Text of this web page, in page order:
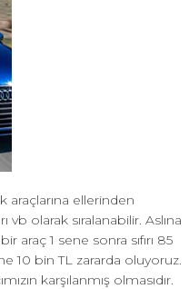
araçlarına ellerinden
vb olarak sıralanabilir. Aslına
araç 1 sene sonra sıfırı 85
10 bin TL zararda oluyoruz.
karşılanmış olmasıdır.